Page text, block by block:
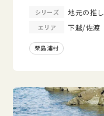
シリーズ 地元の推
エリア 下越/佐渡
粟島浦村